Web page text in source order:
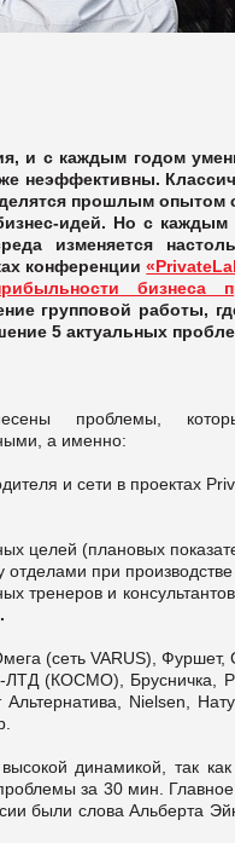
и с каждым годом
неэффективны.
прошлым опытом
идей. Но с каждым
изменяется
конференции
бизнеса
групповой работы,
5 актуальных
проблемы,
а именно:
и сети в проектах
целей (плановых
при
тренеров и
.
(сеть VARUS),
(КОСМО), Брусничка,
Альтернатива, Nielsen,
динамикой, так
за 30 мин.
были слова Альберта